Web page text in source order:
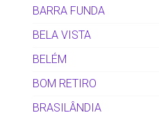
BARRA FUNDA
BELA VISTA
BELÉM
BOM RETIRO
BRASILÂNDIA